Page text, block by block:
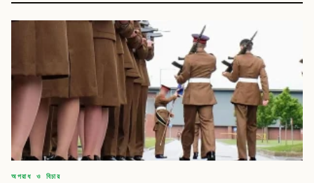
অপরাধ ও বিচার